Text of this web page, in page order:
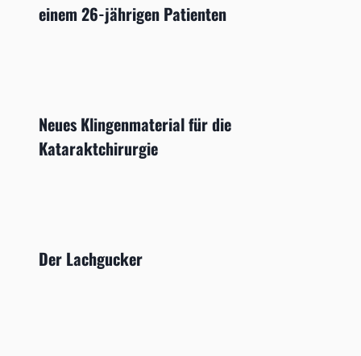
einem 26-jährigen Patienten
Neues Klingenmaterial für die
Kataraktchirurgie
Der Lachgucker